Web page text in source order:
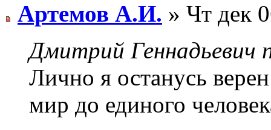
Артемов А.И. » Чт дек
Дмитрий Геннадьевич
Лично я останусь
мир до единого